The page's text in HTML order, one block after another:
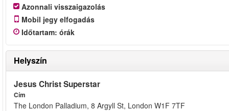
Azonnali visszaigazolás
Mobil jegy elfogadás
Időtartam: órák
Helyszín
Jesus Christ Superstar
Cím
The London Palladium, 8 Argyll St, London W1F 7TF